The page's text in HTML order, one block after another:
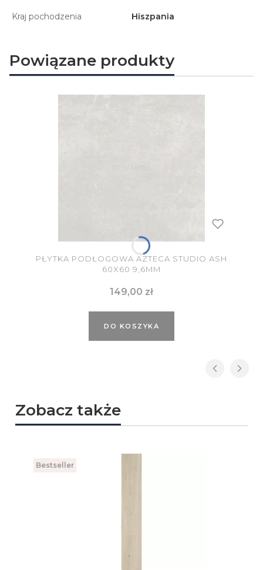
Kraj pochodzenia Hiszpania
Powiązane produkty
PŁYTKA PODŁOGOWA AZTECA STUDIO ASH
60X60 9,6MM
Cena
149,00 zł
DO KOSZYKA
Zobacz także
Bestseller